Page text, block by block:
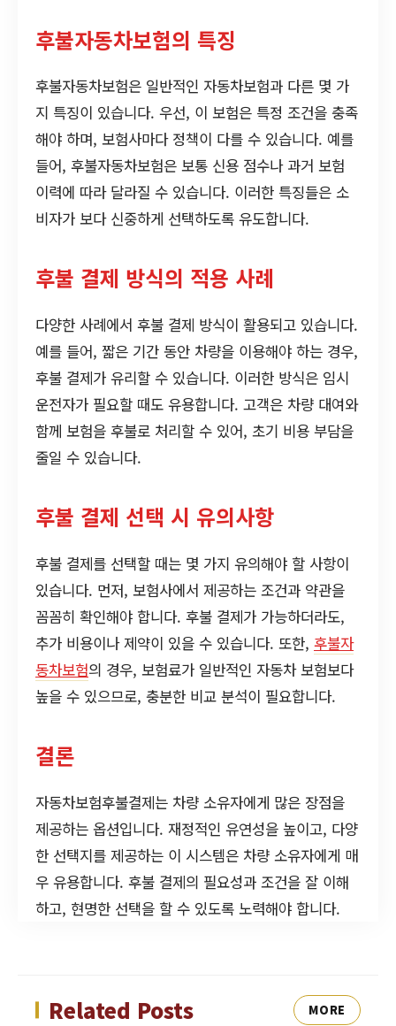
후불자동차보험의 특징
후불자동차보험은 일반적인 자동차보험과 다른 몇 가
지 특징이 있습니다. 우선, 이 보험은 특정 조건을 충족
해야 하며, 보험사마다 정책이 다를 수 있습니다. 예를
들어, 후불자동차보험은 보통 신용 점수나 과거 보험
이력에 따라 달라질 수 있습니다. 이러한 특징들은 소
비자가 보다 신중하게 선택하도록 유도합니다.
후불 결제 방식의 적용 사례
다양한 사례에서 후불 결제 방식이 활용되고 있습니다.
예를 들어, 짧은 기간 동안 차량을 이용해야 하는 경우,
후불 결제가 유리할 수 있습니다. 이러한 방식은 임시
운전자가 필요할 때도 유용합니다. 고객은 차량 대여와
함께 보험을 후불로 처리할 수 있어, 초기 비용 부담을
줄일 수 있습니다.
후불 결제 선택 시 유의사항
후불 결제를 선택할 때는 몇 가지 유의해야 할 사항이
있습니다. 먼저, 보험사에서 제공하는 조건과 약관을
꼼꼼히 확인해야 합니다. 후불 결제가 가능하더라도,
추가 비용이나 제약이 있을 수 있습니다. 또한, 후불자
동차보험의 경우, 보험료가 일반적인 자동차 보험보다
높을 수 있으므로, 충분한 비교 분석이 필요합니다.
결론
자동차보험후불결제는 차량 소유자에게 많은 장점을
제공하는 옵션입니다. 재정적인 유연성을 높이고, 다양
한 선택지를 제공하는 이 시스템은 차량 소유자에게 매
우 유용합니다. 후불 결제의 필요성과 조건을 잘 이해
하고, 현명한 선택을 할 수 있도록 노력해야 합니다.
Related Posts MORE